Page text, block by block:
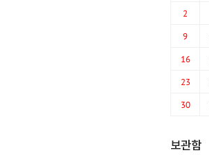
2
9
16
23
30
보관함